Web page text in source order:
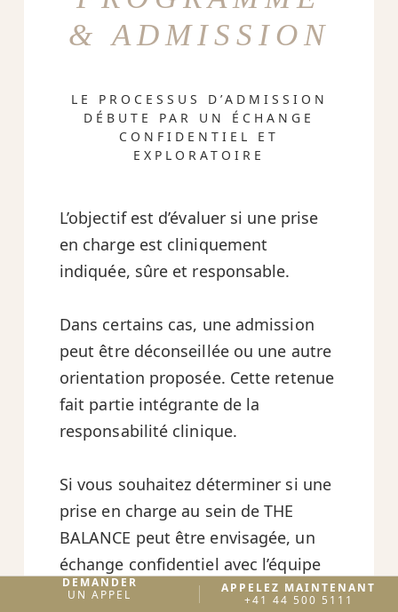
& ADMISSION
LE PROCESSUS D’ADMISSION
DÉBUTE PAR UN ÉCHANGE
CONFIDENTIEL ET
EXPLORATOIRE
L’objectif est d’évaluer si une prise
en charge est cliniquement
indiquée, sûre et responsable.
Dans certains cas, une admission
peut être déconseillée ou une autre
orientation proposée. Cette retenue
fait partie intégrante de la
responsabilité clinique.
Si vous souhaitez déterminer si une
prise en charge au sein de THE
BALANCE peut être envisagée, un
échange confidentiel avec l’équipe
d’admission est possible. Il vise à
DEMANDER
UN APPEL
APPELEZ MAINTENANT
+41 44 500 5111